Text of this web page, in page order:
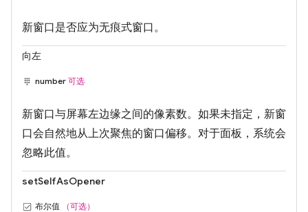
新窗口是否应为无痕式窗口。
向左
number 可选
新窗口与屏幕左边缘之间的像素数。如果未指定，新窗
口会自然地从上次聚焦的窗口偏移。对于面板，系统会
忽略此值。
setSelfAsOpener
布尔值 （可选）